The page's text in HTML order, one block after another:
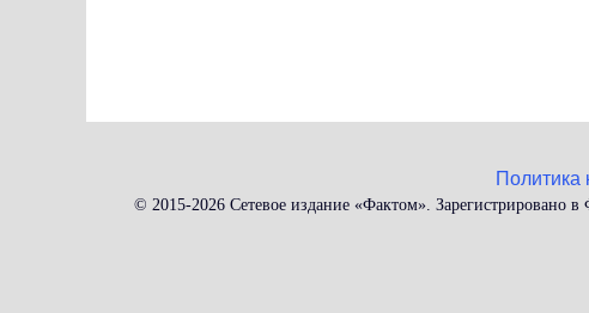
Политика
© 2015-2026 Сетевое издание «Фактом». Зарегистрировано